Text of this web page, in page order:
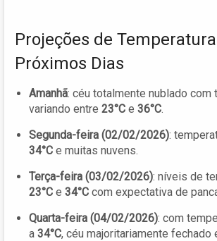
Projeções de
Próximos Dias
Amanhã: céu totalmente nublado com
variando entre 23°C e 36°C.
Segunda-feira (02/02/2026):
34°C e muitas nuvens.
Terça-feira (03/02/2026): níveis de
23°C e 34°C com expectativa de
Quarta-feira (04/02/2026): com
a 34°C, céu majoritariamente fechado